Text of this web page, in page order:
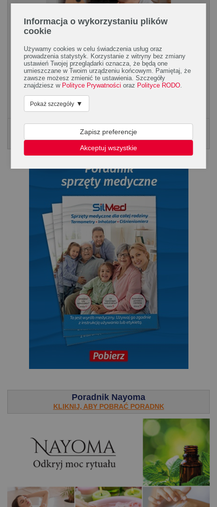
Alergia a stres
Stres w sposób zdecydowany wpływa na objawy wszystkich
rodzajów alergii, zarówno inhalacyjnej, jak i pokarmowej, a
także skórnej. Stres sam z siebie nie może...
Poradnik Silmed
KLIKNIJ, ABY POBRAĆ PORADNK
Poradnik Nayoma
KLIKNIJ, ABY POBRAĆ PORADNK
Informacja o wykorzystaniu plików
cookie
Używamy cookies w celu świadczenia usług oraz
prowadzenia statystyk. Korzystanie z witryny bez zmiany
ustawień Twojej przeglądarki oznacza, że będą one
umieszczane w Twoim urządzeniu końcowym. Pamiętaj, że
zawsze możesz zmienić te ustawienia. Szczegóły
znajdziesz w Polityce Prywatności oraz Polityce RODO.
Pokaż szczegóły ▼
Zapisz preferencje
Akceptuj wszystkie